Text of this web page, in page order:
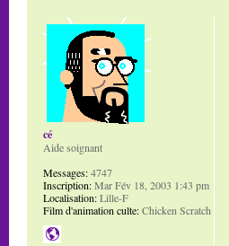
cé
Aide soignant
Messages:4747
Inscription:Mar Fév 18, 2003 1:43 pm
Localisation:Lille-F
Film d'animation culte:Chicken Scratch